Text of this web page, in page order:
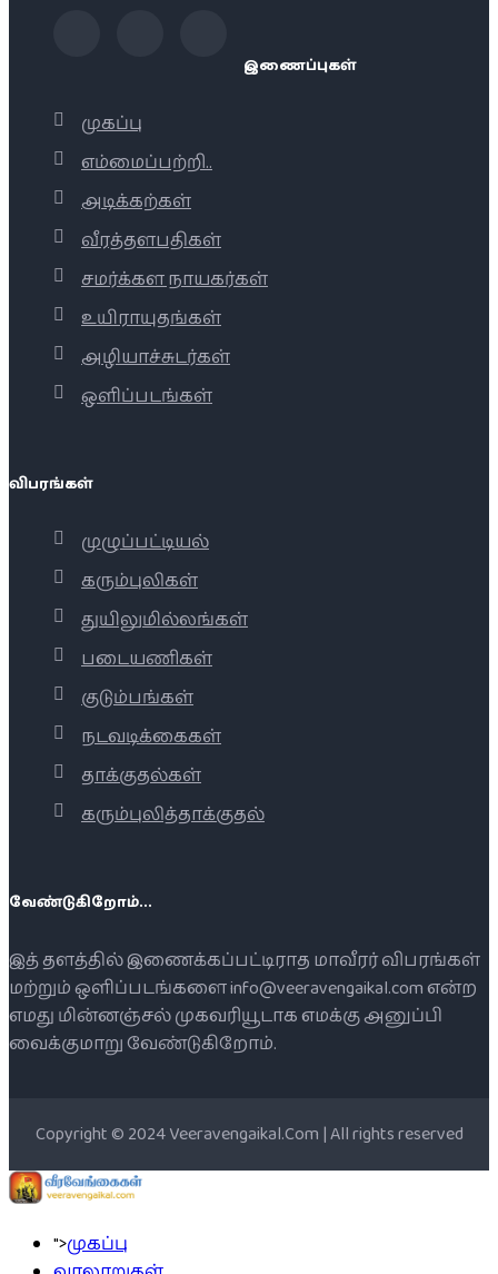
இணைப்புகள்
முகப்பு
எம்மைப்பற்றி..
அடிக்கற்கள்
வீரத்தளபதிகள்
சமர்க்கள நாயகர்கள்
உயிராயுதங்கள்
அழியாச்சுடர்கள்
ஒளிப்படங்கள்
விபரங்கள்
முழுப்பட்டியல்
கரும்புலிகள்
துயிலுமில்லங்கள்
படையணிகள்
குடும்பங்கள்
நடவடிக்கைகள்
தாக்குதல்கள்
கரும்புலித்தாக்குதல்
வேண்டுகிறோம்...
இத் தளத்தில் இணைக்கப்பட்டிராத மாவீரர் விபரங்கள்
மற்றும் ஒளிப்படங்களை info@veeravengaikal.com என்ற
எமது மின்னஞ்சல் முகவரியூடாக எமக்கு அனுப்பி
வைக்குமாறு வேண்டுகிறோம்.
Copyright © 2024 Veeravengaikal.Com | All rights reserved
">முகப்பு